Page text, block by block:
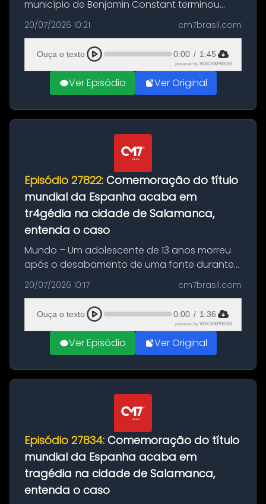
município de Benjamin Constant terminou
com a apreensão de aproximadamente 115
quilos de entorpecentes em uma
embarcação atracada no porto da cidade. O
materia...
20/07/2026 10:21 cm7brasil.com
Ouça o texto 0:00 / 1:45
powered by VOICEXPRESS
Ver Episódio Ver Original
Episódio 27822: Comemoração do título
mundial da Espanha acaba em
tr4gédia na cidade de Salamanca,
entenda o caso
Mundo – Um adolescente de 13 anos morreu
após o desabamento de uma fonte durante
as comemorações pelo título da Copa do
Mundo conquistado pela Espanha, em
Ciudad Rodrigo, na província de Salamanca,
no...
20/07/2026 10:17 cm7brasil.com
Ouça o texto 0:00 / 1:36
powered by VOICEXPRESS
Ver Episódio Ver Original
Episódio 27834: Comemoração do título
mundial da Espanha acaba em
tragédia na cidade de Salamanca,
entenda o caso